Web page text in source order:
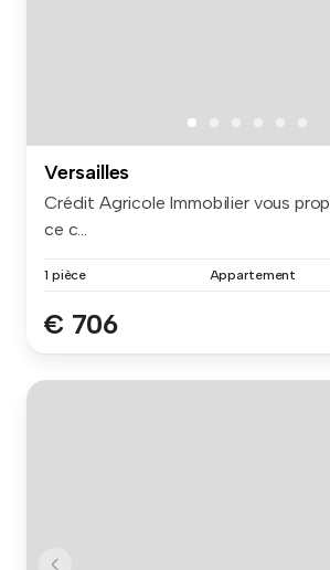
Versailles
Crédit Agricole Immobilier vous
ce c...
1 pièce Appartement
€ 706